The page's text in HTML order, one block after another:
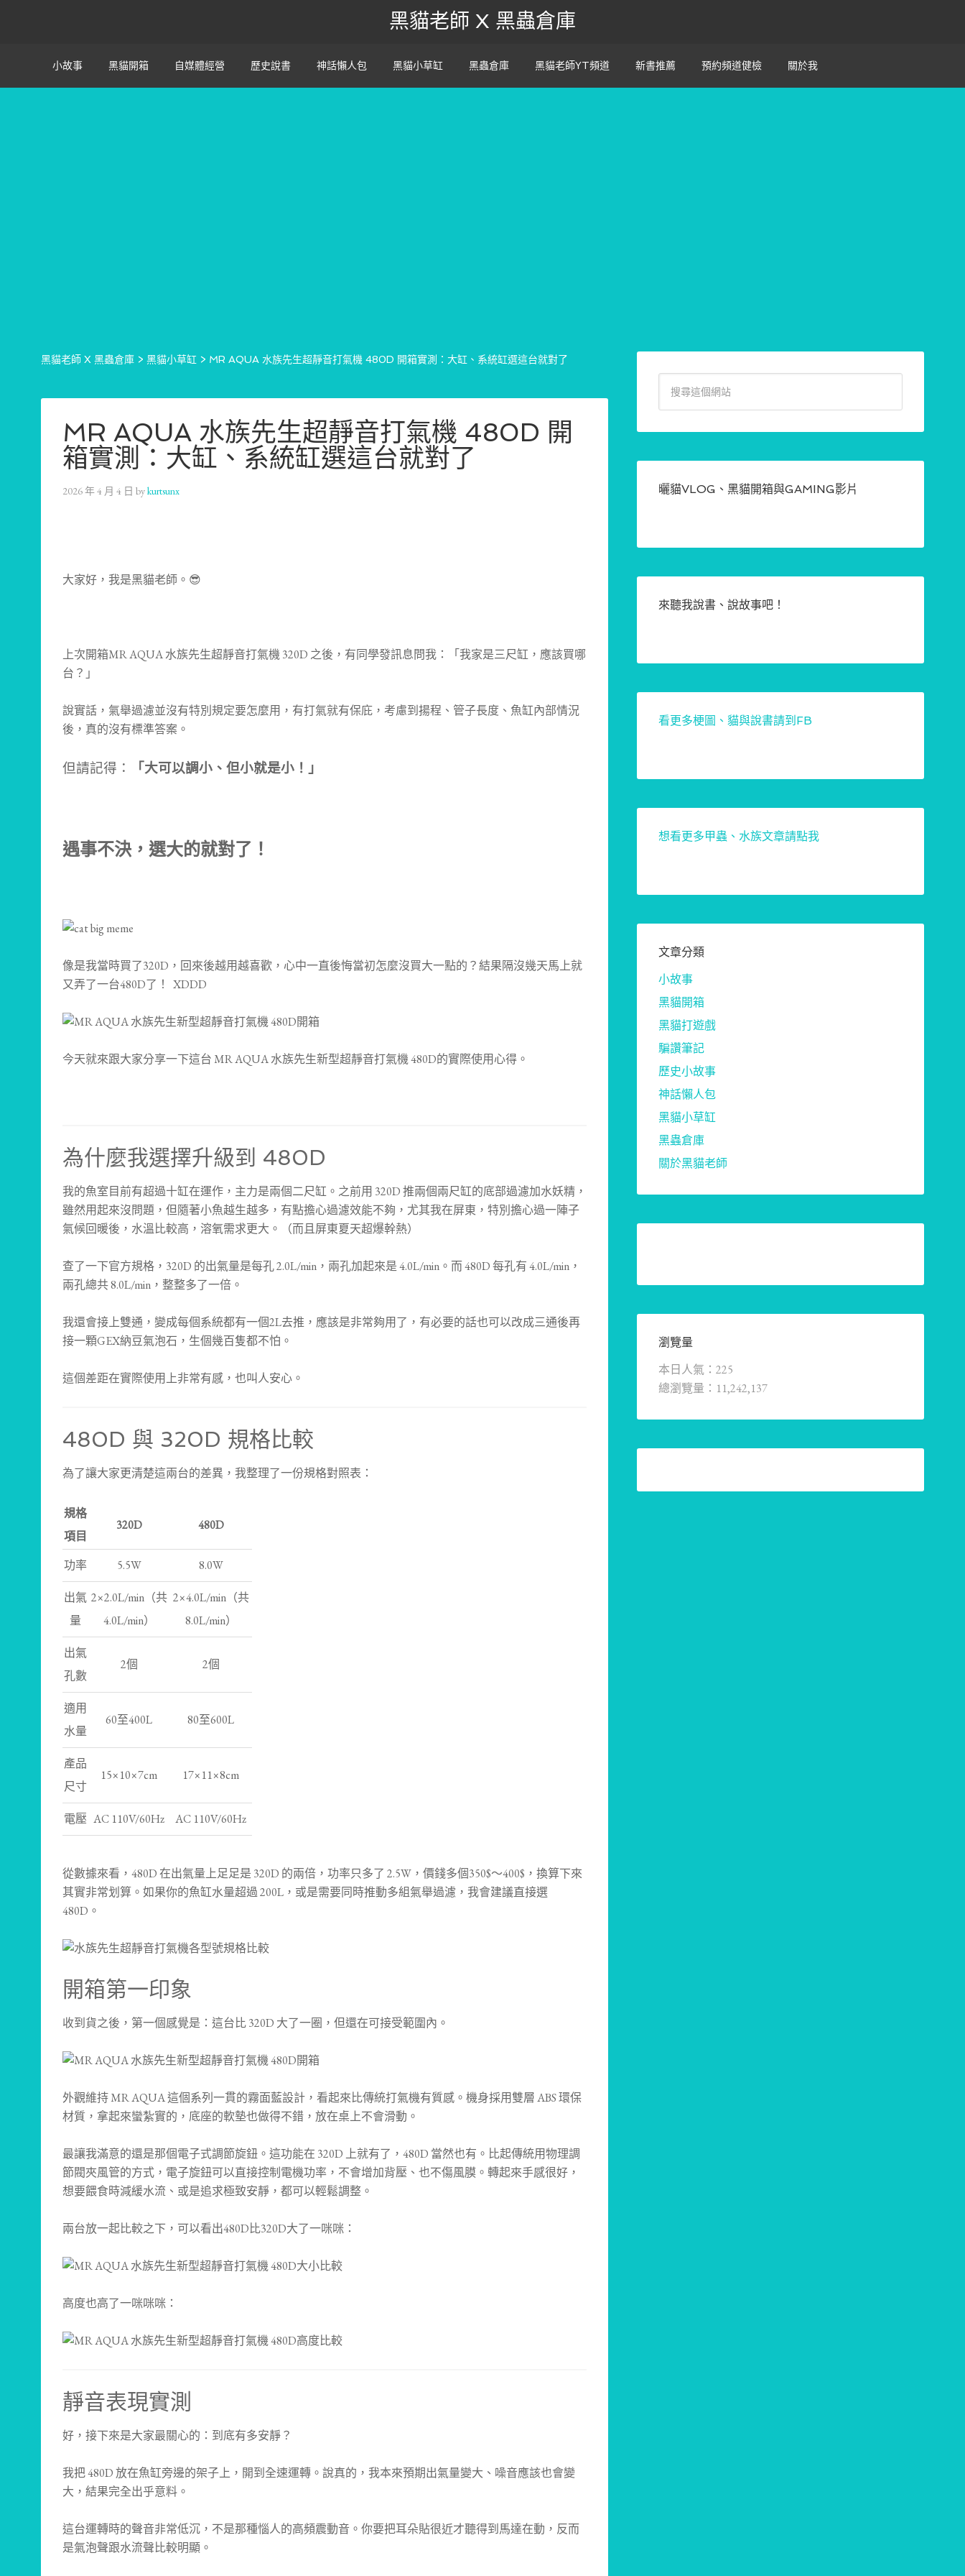
黑貓老師 X 黑蟲倉庫
小故事 黑貓開箱 自媒體經營 歷史說書 神話懶人包 黑貓小草缸 黑蟲倉庫 黑貓老師YT頻道 新書推薦 預約頻道健檢 關於我
黑貓老師 X 黑蟲倉庫 > 黑貓小草缸 > MR AQUA 水族先生超靜音打氣機 480D 開箱實測：大缸、系統缸選這台就對了
MR AQUA 水族先生超靜音打氣機 480D 開
箱實測：大缸、系統缸選這台就對了
2026 年 4 月 4 日 bykurtsunx
大家好，我是黑貓老師。😎
上次開箱MR AQUA 水族先生超靜音打氣機 320D 之後，有同學發訊息問我：「我家是三尺缸，應該買哪
台？」
說實話，氣舉過濾並沒有特別規定要怎麼用，有打氣就有保庇，考慮到揚程、管子長度、魚缸內部情況
後，真的沒有標準答案。
但請記得： 「大可以調小、但小就是小！」
遇事不決，選大的就對了！
像是我當時買了320D，回來後越用越喜歡，心中一直後悔當初怎麼沒買大一點的？結果隔沒幾天馬上就
又弄了一台480D了！ XDDD
今天就來跟大家分享一下這台 MR AQUA 水族先生新型超靜音打氣機 480D的實際使用心得。
為什麼我選擇升級到 480D
我的魚室目前有超過十缸在運作，主力是兩個二尺缸。之前用 320D 推兩個兩尺缸的底部過濾加水妖精，
雖然用起來沒問題，但隨著小魚越生越多，有點擔心過濾效能不夠，尤其我在屏東，特別擔心過一陣子
氣候回暖後，水溫比較高，溶氧需求更大。（而且屏東夏天超爆幹熱）
查了一下官方規格，320D 的出氣量是每孔 2.0L/min，兩孔加起來是 4.0L/min。而 480D 每孔有 4.0L/min，
兩孔總共 8.0L/min，整整多了一倍。
我還會接上雙通，變成每個系統都有一個2L去推，應該是非常夠用了，有必要的話也可以改成三通後再
接一顆GEX納豆氣泡石，生個幾百隻都不怕。
這個差距在實際使用上非常有感，也叫人安心。
480D 與 320D 規格比較
為了讓大家更清楚這兩台的差異，我整理了一份規格對照表：
規格
項目
320D 480D
功率 5.5W 8.0W
出氣
量
2×2.0L/min（共
4.0L/min）
2×4.0L/min（共
8.0L/min）
出氣
孔數
2個 2個
適用
水量
60至400L 80至600L
產品
尺寸
15×10×7cm 17×11×8cm
電壓 AC 110V/60Hz AC 110V/60Hz
從數據來看，480D 在出氣量上足足是 320D 的兩倍，功率只多了 2.5W，價錢多個350$～400$，換算下來
其實非常划算。如果你的魚缸水量超過 200L，或是需要同時推動多組氣舉過濾，我會建議直接選
480D。
開箱第一印象
收到貨之後，第一個感覺是：這台比 320D 大了一圈，但還在可接受範圍內。
外觀維持 MR AQUA 這個系列一貫的霧面藍設計，看起來比傳統打氣機有質感。機身採用雙層 ABS 環保
材質，拿起來蠻紮實的，底座的軟墊也做得不錯，放在桌上不會滑動。
最讓我滿意的還是那個電子式調節旋鈕。這功能在 320D 上就有了，480D 當然也有。比起傳統用物理調
節閥夾風管的方式，電子旋鈕可以直接控制電機功率，不會增加背壓、也不傷風膜。轉起來手感很好，
想要餵食時減緩水流、或是追求極致安靜，都可以輕鬆調整。
兩台放一起比較之下，可以看出480D比320D大了一咪咪：
高度也高了一咪咪咪：
靜音表現實測
好，接下來是大家最關心的：到底有多安靜？
我把 480D 放在魚缸旁邊的架子上，開到全速運轉。說真的，我本來預期出氣量變大、噪音應該也會變
大，結果完全出乎意料。
這台運轉時的聲音非常低沉，不是那種惱人的高頻震動音。你要把耳朵貼很近才聽得到馬達在動，反而
是氣泡聲跟水流聲比較明顯。
曬貓VLOG、黑貓開箱與GAMING影片
來聽我說書、說故事吧！
看更多梗圖、貓與說書請到FB
想看更多甲蟲、水族文章請點我
文章分類
小故事
黑貓開箱
黑貓打遊戲
騙讚筆記
歷史小故事
神話懶人包
黑貓小草缸
黑蟲倉庫
關於黑貓老師
瀏覽量
本日人氣：225
總瀏覽量：11,242,137